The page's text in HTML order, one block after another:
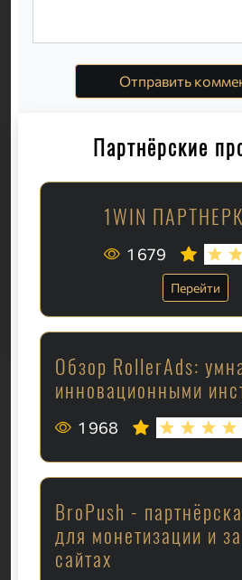
Отправить
Партнёрские
1WIN
1 679
Перейти
Обзор RollerAds:
инновационными
1 968
BroPush -
для монетизации и
сайтах